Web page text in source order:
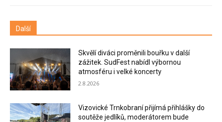
Další
Skvělí diváci proměnili bouřku v další
zážitek. SudFest nabídl výbornou
atmosféru i velké koncerty
2.8.2026
Vizovické Trnkobraní přijímá přihlášky do
soutěže jedlíků, moderátorem bude